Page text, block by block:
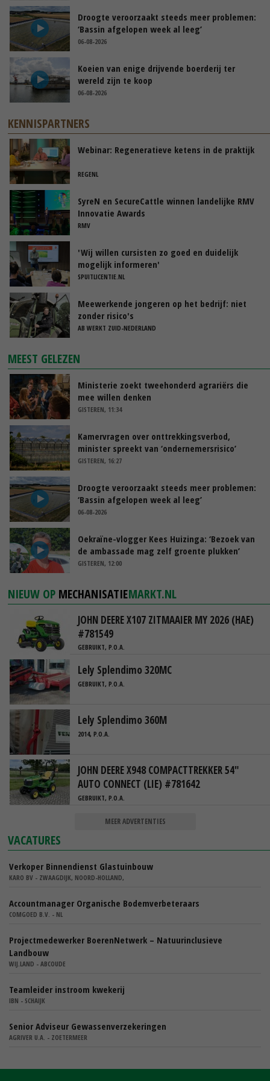
Droogte veroorzaakt steeds meer problemen:
‘Bassin afgelopen week al leeg’
06-08-2026
Koeien van enige drijvende boerderij ter
wereld zijn te koop
06-08-2026
KENNISPARTNERS
Webinar: Regeneratieve ketens in de praktijk
REGENL
SyreN en SecureCattle winnen landelijke RMV
Innovatie Awards
RMV
'Wij willen cursisten zo goed en duidelijk
mogelijk informeren'
SPUITLICENTIE.NL
Meewerkende jongeren op het bedrijf: niet
zonder risico's
AB WERKT ZUID-NEDERLAND
MEEST GELEZEN
Ministerie zoekt tweehonderd agrariërs die
mee willen denken
GISTEREN, 11:34
Kamervragen over onttrekkingsverbod,
minister spreekt van ‘ondernemersrisico’
GISTEREN, 16:27
Droogte veroorzaakt steeds meer problemen:
‘Bassin afgelopen week al leeg’
06-08-2026
Oekraïne-vlogger Kees Huizinga: ‘Bezoek van
de ambassade mag zelf groente plukken’
GISTEREN, 12:00
NIEUW OP MECHANISATIEMARKT.NL
JOHN DEERE X107 ZITMAAIER MY 2026 (HAE)
#781549
GEBRUIKT, P.O.A.
Lely Splendimo 320MC
GEBRUIKT, P.O.A.
Lely Splendimo 360M
2014, P.O.A.
JOHN DEERE X948 COMPACTTREKKER 54"
AUTO CONNECT (LIE) #781642
GEBRUIKT, P.O.A.
MEER ADVERTENTIES
VACATURES
Verkoper Binnendienst Glastuinbouw
KARO BV - ZWAAGDIJK, NOORD-HOLLAND,
Accountmanager Organische Bodemverbeteraars
COMGOED B.V. - NL
Projectmedewerker BoerenNetwerk – Natuurinclusieve
Landbouw
WIJ.LAND - ABCOUDE
Teamleider instroom kwekerij
IBN - SCHAIJK
Senior Adviseur Gewassenverzekeringen
AGRIVER U.A. - ZOETERMEER